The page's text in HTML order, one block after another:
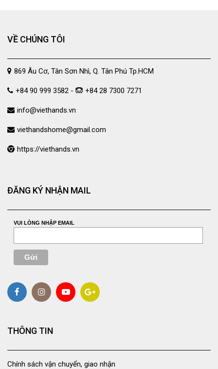
VỀ CHÚNG TÔI
869 Âu Cơ, Tân Sơn Nhì, Q. Tân Phú Tp.HCM
+84 90 999 3582 - +84 28 7300 7271
info@viethands.vn
viethandshome@gmail.com
https://viethands.vn
ĐĂNG KÝ NHẬN MAIL
VUI LÒNG NHẬP EMAIL
THÔNG TIN
Chính sách vận chuyển, giao nhận